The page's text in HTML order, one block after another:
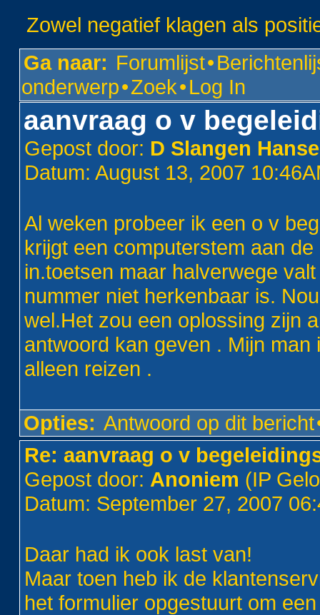
Zowel negatief klagen als
Ga naar: Forumlijst•
onderwerp•Zoek•Log In
aanvraag o v
Gepost door: D Slangen
Datum: August 13, 2007
Al weken probeer ik een o v
krijgt een computerstem aan
in.toetsen maar halverwege
nummer niet herkenbaar is.
wel.Het zou een oplossing zijn
antwoord kan geven . Mijn
alleen reizen .
Opties: Antwoord op dit bericht
Re: aanvraag o v
Gepost door: Anoniem (IP
Datum: September 27, 2007
Daar had ik ook last van!
Maar toen heb ik de
het formulier opgestuurt om